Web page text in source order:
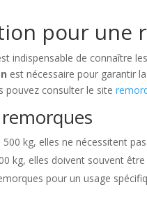
pour une
indispensable de connaître les
est nécessaire pour garantir
pouvez consulter le site
kg, elles ne nécessitent
kg, elles doivent souvent
pour un usage